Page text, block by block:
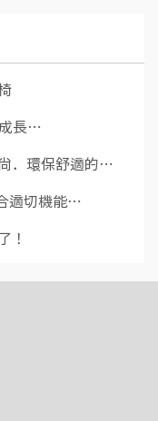
長⋯
．環保舒適的⋯
適切機能⋯
！